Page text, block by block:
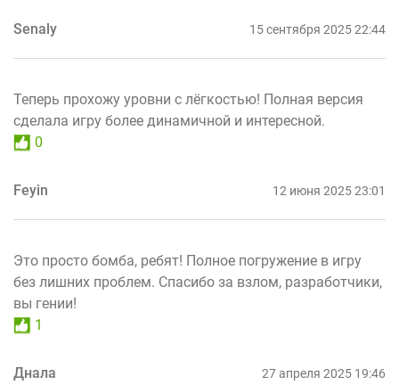
Senaly 15 сентября 2025 22:44
Теперь прохожу уровни с лёгкостью! Полная версия
сделала игру более динамичной и интересной.
0
Feyin 12 июня 2025 23:01
Это просто бомба, ребят! Полное погружение в игру
без лишних проблем. Спасибо за взлом, разработчики,
вы гении!
1
Днала 27 апреля 2025 19:46